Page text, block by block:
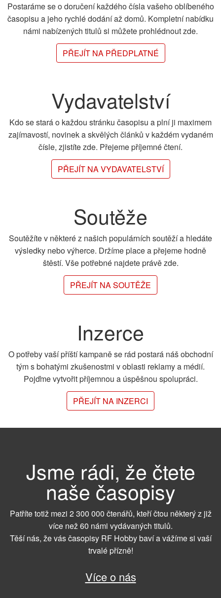
Postaráme se o doručení každého čísla vašeho oblíbeného
časopisu a jeho rychlé dodání až domů. Kompletní nabídku
námi nabízených titulů si můžete prohlédnout zde.
PŘEJÍT NA PŘEDPLATNÉ
Vydavatelství
Kdo se stará o každou stránku časopisu a plní ji maximem
zajímavostí, novinek a skvělých článků v každém vydaném
čísle, zjistíte zde. Přejeme příjemné čtení.
PŘEJÍT NA VYDAVATELSTVÍ
Soutěže
Soutěžíte v některé z našich populárních soutěží a hledáte
výsledky nebo výherce. Držíme place a přejeme hodně
štěstí. Vše potřebné najdete právě zde.
PŘEJÍT NA SOUTĚŽE
Inzerce
O potřeby vaší příští kampaně se rád postará náš obchodní
tým s bohatými zkušenostmi v oblasti reklamy a médií.
Pojďme vytvořit příjemnou a úspěšnou spolupráci.
PŘEJÍT NA INZERCI
Jsme rádi, že čtete
naše časopisy
Patříte totiž mezi 2 300 000 čtenářů, kteří čtou některý z již
více než 60 námi vydávaných titulů.
Těší nás, že vás časopisy RF Hobby baví a vážíme si vaší
trvalé přízně!
Více o nás